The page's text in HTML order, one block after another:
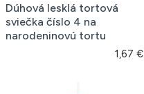
Dúhová lesklá tortová
sviečka číslo 4 na
narodeninovú tortu
1,67 €